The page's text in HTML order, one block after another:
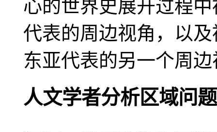
心的世界史展开过程
代表的周边视角，以
东亚代表的另一个周
人文学者分析区域问题